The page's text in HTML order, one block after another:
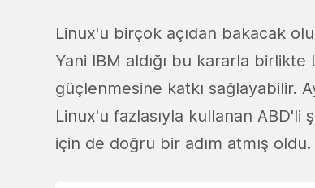
Linux'u birçok açıdan bakacak
Yani IBM aldığı bu kararla
güçlenmesine katkı sağlayabilir.
Linux'u fazlasıyla kullanan ABD'li
için de doğru bir adım atmış oldu.